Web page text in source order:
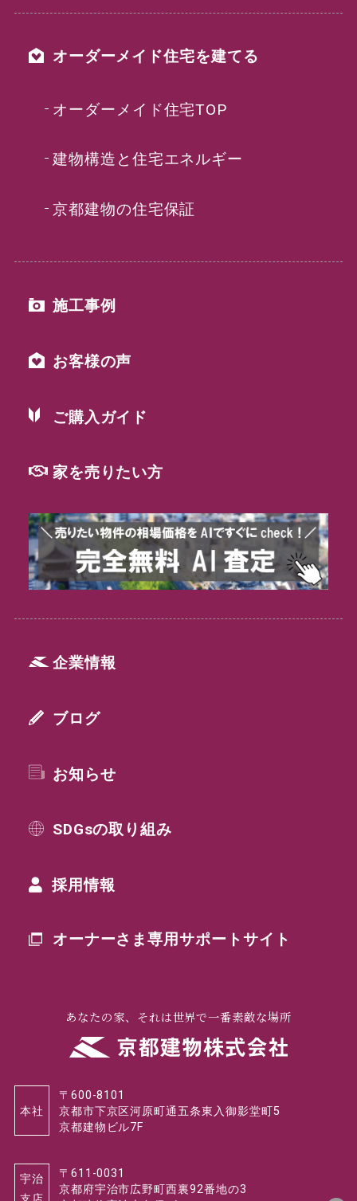
オーダーメイド住宅を建てる
オーダーメイド住宅TOP
建物構造と住宅エネルギー
京都建物の住宅保証
施工事例
お客様の声
ご購入ガイド
家を売りたい方
企業情報
ブログ
お知らせ
SDGsの取り組み
採用情報
オーナーさま専用サポートサイト
あなたの家、それは世界で一番素敵な場所
本社
〒600-8101
京都市下京区河原町通五条東入御影堂町5
京都建物ビル7F
宇治
〒611-0031
京都府宇治市広野町西裏92番地の3